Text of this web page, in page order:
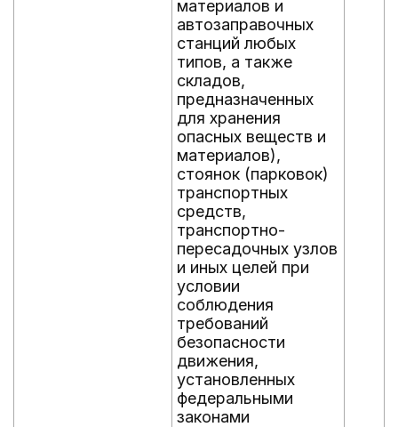
материалов и
автозаправочных
станций любых
типов, а также
складов,
предназначенных
для хранения
опасных веществ и
материалов),
стоянок (парковок)
транспортных
средств,
транспортно-
пересадочных узлов
и иных целей при
условии
соблюдения
требований
безопасности
движения,
установленных
федеральными
законами